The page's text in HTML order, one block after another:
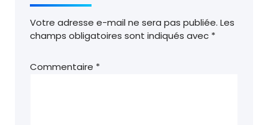
Votre adresse e-mail ne sera pas publiée. Les
champs obligatoires sont indiqués avec *
Commentaire *